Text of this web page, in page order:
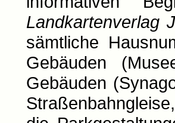
Landkartenverlag
sämtliche
Gebäuden
Gebäuden